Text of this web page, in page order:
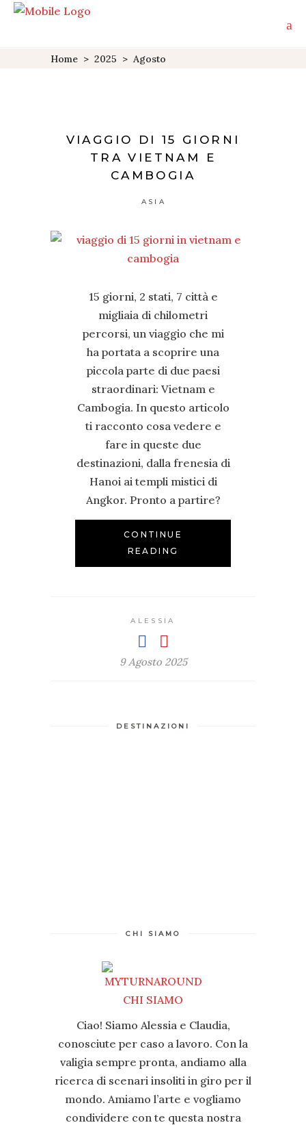
Home > 2025 > Agosto
VIAGGIO DI 15 GIORNI
TRA VIETNAM E
CAMBOGIA
ASIA
15 giorni, 2 stati, 7 città e
migliaia di chilometri
percorsi, un viaggio che mi
ha portata a scoprire una
piccola parte di due paesi
straordinari: Vietnam e
Cambogia. In questo articolo
ti racconto cosa vedere e
fare in queste due
destinazioni, dalla frenesia di
Hanoi ai templi mistici di
Angkor. Pronto a partire?
CONTINUE
READING
ALESSIA
9 Agosto 2025
DESTINAZIONI
CHI SIAMO
Ciao! Siamo Alessia e Claudia,
conosciute per caso a lavoro. Con la
valigia sempre pronta, andiamo alla
ricerca di scenari insoliti in giro per il
mondo. Amiamo l’arte e vogliamo
condividere con te questa nostra